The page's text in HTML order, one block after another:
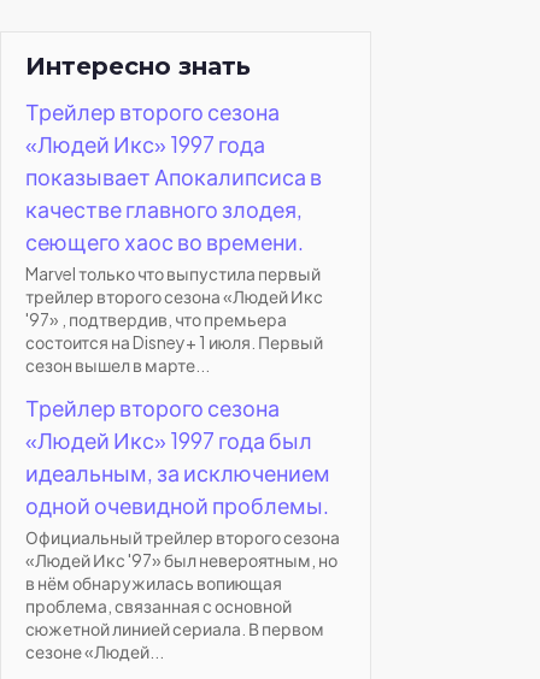
Интересно знать
Трейлер второго сезона
«Людей Икс» 1997 года
показывает Апокалипсиса в
качестве главного злодея,
сеющего хаос во времени.
Marvel только что выпустила первый
трейлер второго сезона «Людей Икс
'97» , подтвердив, что премьера
состоится на Disney+ 1 июля. Первый
сезон вышел в марте...
Трейлер второго сезона
«Людей Икс» 1997 года был
идеальным, за исключением
одной очевидной проблемы.
Официальный трейлер второго сезона
«Людей Икс '97» был невероятным, но
в нём обнаружилась вопиющая
проблема, связанная с основной
сюжетной линией сериала. В первом
сезоне «Людей...